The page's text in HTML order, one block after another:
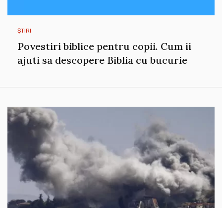
ȘTIRI
Povestiri biblice pentru copii. Cum ii
ajuti sa descopere Biblia cu bucurie